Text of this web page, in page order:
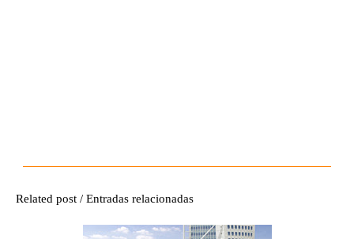
Related post / Entradas relacionadas